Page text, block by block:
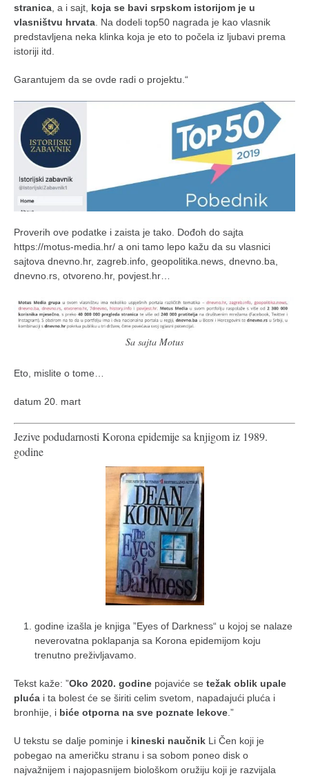
stranica , a i sajt, koja se bavi srpskom istorijom je u
vlasništvu hrvata . Na dodeli top50 nagrada je kao vlasnik
predstavljena neka klinka koja je eto to počela iz ljubavi prema
istoriji itd.
Garantujem da se ovde radi o projektu.“
Proverih ove podatke i zaista je tako. Dođoh do sajta
https://motus-media.hr/ a oni tamo lepo kažu da su vlasnici
sajtova dnevno.hr, zagreb.info, geopolitika.news, dnevno.ba,
dnevno.rs, otvoreno.hr, povjest.hr…
Sa sajta Motus
Eto, mislite o tome…
datum 20. mart
Jezive podudarnosti Korona epidemije sa knjigom iz 1989.
godine
godine izašla je knjiga ”Eyes of Darkness“ u kojoj se nalaze
neverovatna poklapanja sa Korona epidemijom koju
trenutno preživljavamo.
Tekst kaže: ”Oko 2020. godine pojaviće se težak oblik upale
pluća i ta bolest će se širiti celim svetom, napadajući pluća i
bronhije, i biće otporna na sve poznate lekove .”
U tekstu se dalje pominje i kineski naučnik Li Čen koji je
pobegao na američku stranu i sa sobom poneo disk o
najvažnijem i najopasnijem biološkom oružiju koji je razvijala